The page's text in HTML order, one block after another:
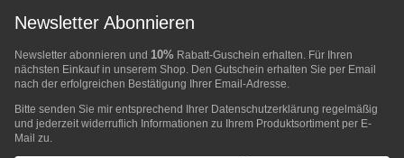
Newsletter Abonnieren
Newsletter abonnieren und 10% Rabatt-Guschein erhalten. Für Ihren
nächsten Einkauf in unserem Shop. Den Gutschein erhalten Sie per Email
nach der erfolgreichen Bestätigung Ihrer Email-Adresse.
Bitte senden Sie mir entsprechend Ihrer Datenschutzerklärung regelmäßig
und jederzeit widerruflich Informationen zu Ihrem Produktsortiment per E-
Mail zu.